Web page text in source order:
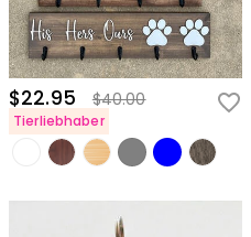
$22.95 $40.00
Tierliebhaber